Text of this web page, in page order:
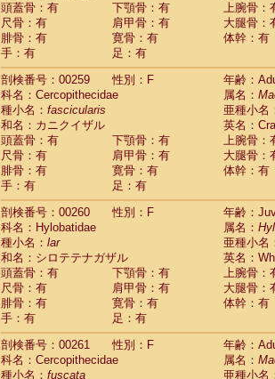
頭蓋骨：有
下顎骨：有
上腕骨：
尺骨：有
肩甲骨：有
大腿骨：
腓骨：有
寛骨：有
体幹：有
手：有
足：有
剖検番号：00259
性別：F
年齢：
科名：Cercopithecidae
属名：
種小名： fascicularis
亜種小名
和名：カニクイザル
英名：
頭蓋骨：有
下顎骨：有
上腕骨：
尺骨：有
肩甲骨：有
大腿骨：
腓骨：有
寛骨：有
体幹：有
手：有
足：有
剖検番号：00260
性別：F
年齢：
科名：Hylobatidae
属名：
種小名： lar
亜種小名
和名：シロテテナガザル
英名：
頭蓋骨：有
下顎骨：有
上腕骨：
尺骨：有
肩甲骨：有
大腿骨：
腓骨：有
寛骨：有
体幹：有
手：有
足：有
剖検番号：00261
性別：F
年齢：
科名：Cercopithecidae
属名：
種小名： fuscata 亜種小名